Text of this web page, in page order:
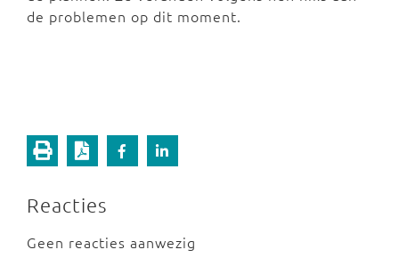
de problemen op dit moment.
Reacties
Geen reacties aanwezig